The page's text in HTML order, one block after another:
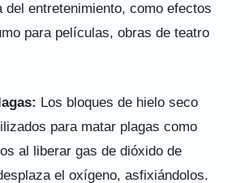
del entretenimiento, como efectos
para películas, obras de teatro
Los bloques de hielo seco
para matar plagas como
al liberar gas de dióxido de
el oxígeno, asfixiándolos.